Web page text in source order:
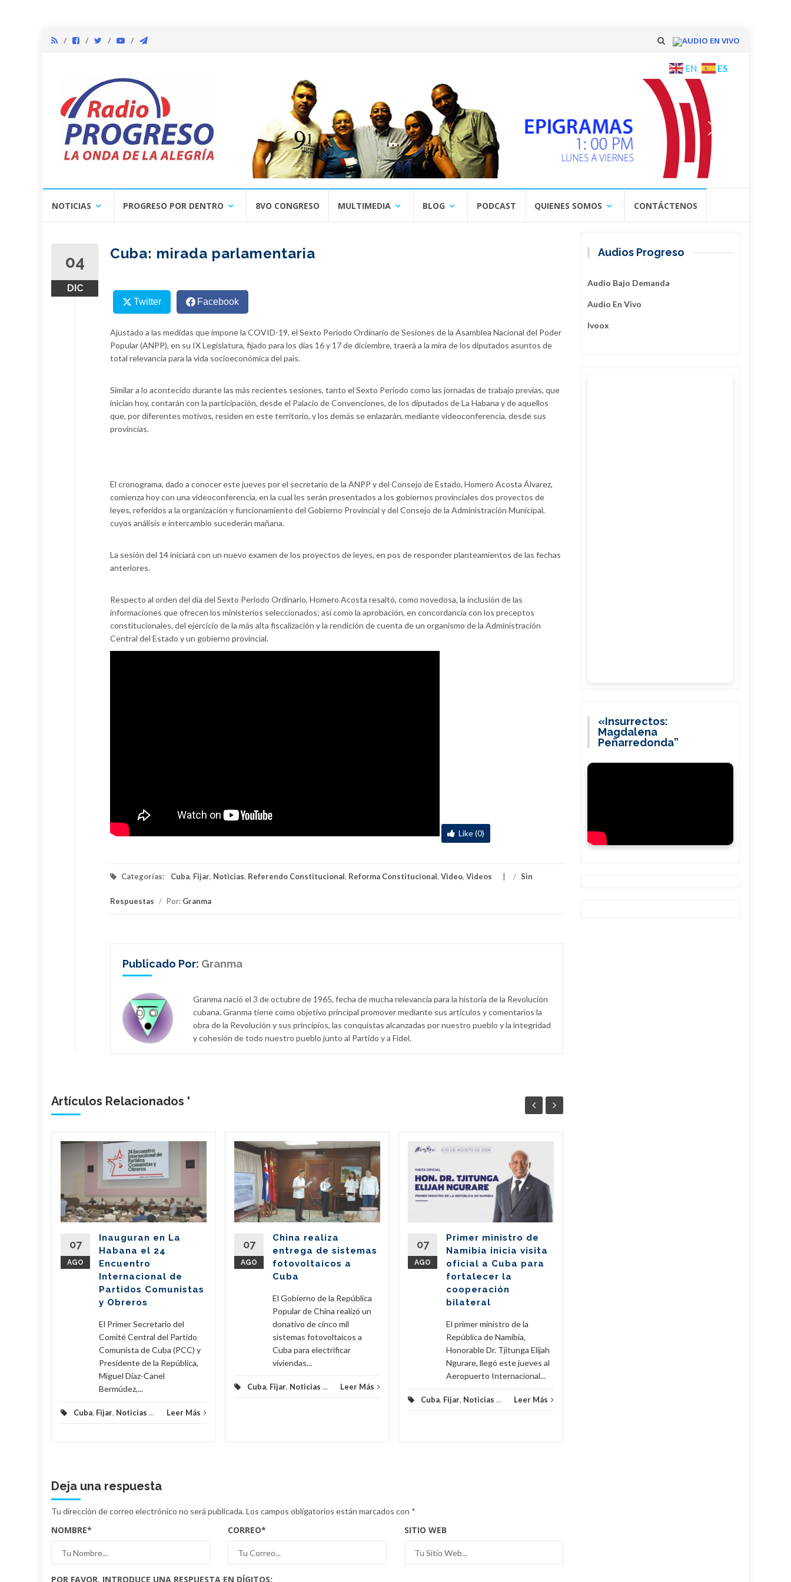
AUDIO EN VIVO
Skip
content
EN ES
NOTICIAS PROGRESO POR DENTRO 8VO CONGRESO MULTIMEDIA BLOG PODCAST QUIENES SOMOS CONTÁCTENOS
04
DIC
Cuba: mirada parlamentaria
Twitter Facebook
Ajustado a las medidas que impone la COVID-19, el Sexto Periodo Ordinario de Sesiones de la Asamblea Nacional del Poder
Popular (ANPP), en su IX Legislatura, fijado para los días 16 y 17 de diciembre, traerá a la mira de los diputados asuntos de
total relevancia para la vida socioeconómica del país.
Similar a lo acontecido durante las más recientes sesiones, tanto el Sexto Periodo como las jornadas de trabajo previas, que
inician hoy, contarán con la participación, desde el Palacio de Convenciones, de los diputados de La Habana y de aquellos
que, por diferentes motivos, residen en este territorio, y los demás se enlazarán, mediante videoconferencia, desde sus
provincias.
El cronograma, dado a conocer este jueves por el secretario de la ANPP y del Consejo de Estado, Homero Acosta Álvarez,
comienza hoy con una videoconferencia, en la cual les serán presentados a los gobiernos provinciales dos proyectos de
leyes, referidos a la organización y funcionamiento del Gobierno Provincial y del Consejo de la Administración Municipal,
cuyos análisis e intercambio sucederán mañana.
La sesión del 14 iniciará con un nuevo examen de los proyectos de leyes, en pos de responder planteamientos de las fechas
anteriores.
Respecto al orden del día del Sexto Periodo Ordinario, Homero Acosta resaltó, como novedosa, la inclusión de las
informaciones que ofrecen los ministerios seleccionados; así como la aprobación, en concordancia con los preceptos
constitucionales, del ejercicio de la más alta fiscalización y la rendición de cuenta de un organismo de la Administración
Central del Estado y un gobierno provincial.
Like (0)
Categorías: Cuba, Fijar, Noticias, Referendo Constitucional, Reforma Constitucional, Video, Videos / Sin
Respuestas / Por: Granma
Publicado Por: Granma
Granma nació el 3 de octubre de 1965, fecha de mucha relevancia para la historia de la Revolución
cubana. Granma tiene como objetivo principal promover mediante sus artículos y comentarios la
obra de la Revolución y sus principios, las conquistas alcanzadas por nuestro pueblo y la integridad
y cohesión de todo nuestro pueblo junto al Partido y a Fidel.
Artículos Relacionados '
07
AGO
Inauguran en La
Habana el 24
Encuentro
Internacional de
Partidos Comunistas
y Obreros
El Primer Secretario del
Comité Central del Partido
Comunista de Cuba (PCC) y
Presidente de la República,
Miguel Díaz-Canel
Bermúdez,...
Cuba, Fijar, Noticias ... Leer Más
07
AGO
China realiza
entrega de sistemas
fotovoltaicos a
Cuba
El Gobierno de la República
Popular de China realizó un
donativo de cinco mil
sistemas fotovoltaicos a
Cuba para electrificar
viviendas...
Cuba, Fijar, Noticias ... Leer Más
07
AGO
Primer ministro de
Namibia inicia visita
oficial a Cuba para
fortalecer la
cooperación
bilateral
El primer ministro de la
República de Namibia,
Honorable Dr. Tjitunga Elijah
Ngurare, llegó este jueves al
Aeropuerto Internacional...
Cuba, Fijar, Noticias ... Leer Más
Deja una respuesta
Tu dirección de correo electrónico no será publicada.Los campos obligatorios están marcados con *
NOMBRE* CORREO* SITIO WEB
POR FAVOR, INTRODUCE UNA RESPUESTA EN DÍGITOS:
Audios Progreso
Audio Bajo Demanda
Audio En Vivo
Ivoox
«Insurrectos:
Magdalena
Peñarredonda”